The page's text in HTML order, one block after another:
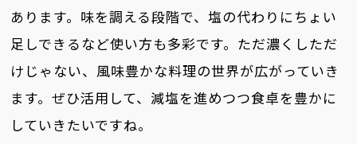
あります。味を調える段階で、塩の代わりにちょい
足しできるなど使い方も多彩です。ただ濃くしただ
けじゃない、風味豊かな料理の世界が広がっていき
ます。ぜひ活用して、減塩を進めつつ食卓を豊かに
していきたいですね。